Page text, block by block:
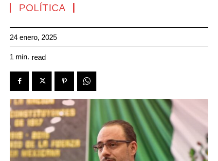
POLÍTICA
24 enero, 2025
1 min. read